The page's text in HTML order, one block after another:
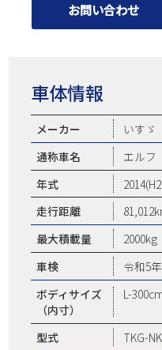
お問い合わせ
車体情報
メーカー
いすゞ
通称車名
エルフ
年式
走行距離
最大積載量
2000kg
車検
令和5
ボディサイズ
（内寸）
L-
型式
TKG-